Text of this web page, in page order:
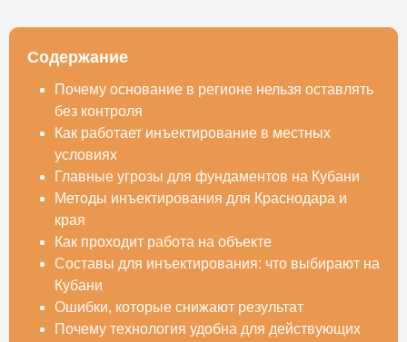
Содержание
Почему основание в регионе нельзя оставлять
без контроля
Как работает инъектирование в местных
условиях
Главные угрозы для фундаментов на Кубани
Методы инъектирования для Краснодара и
края
Как проходит работа на объекте
Составы для инъектирования: что выбирают на
Кубани
Ошибки, которые снижают результат
Почему технология удобна для действующих